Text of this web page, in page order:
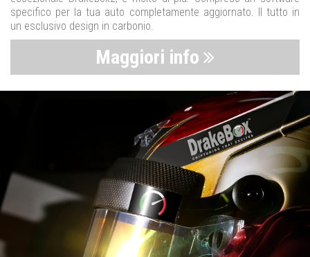
specifico per la tua auto completamente aggiornato. Il tutto in
un esclusivo design in carbonio.
Maggiori info